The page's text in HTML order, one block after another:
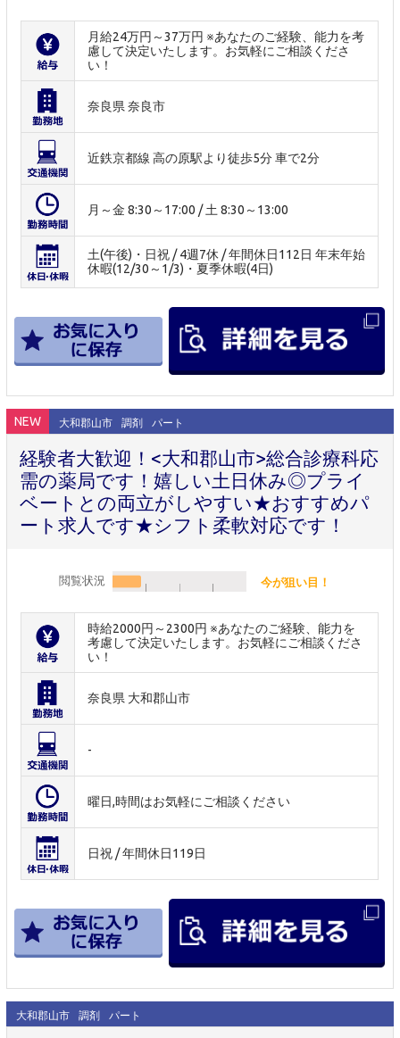
月給24万円～37万円 ※あなたのご経験、能力を考
慮して決定いたします。お気軽にご相談くださ
い！
奈良県 奈良市
近鉄京都線 高の原駅より徒歩5分 車で2分
月～金 8:30～17:00 / 土 8:30～13:00
土(午後)・日祝 / 4週7休 / 年間休日112日 年末年始
休暇(12/30～1/3)・夏季休暇(4日)
NEW 大和郡山市 調剤 パート
経験者大歓迎！<大和郡山市>総合診療科応
需の薬局です！嬉しい土日休み◎プライ
ベートとの両立がしやすい★おすすめパ
ート求人です★シフト柔軟対応です！
閲覧状況 今が狙い目！
時給2000円～2300円 ※あなたのご経験、能力を
考慮して決定いたします。お気軽にご相談くださ
い！
奈良県 大和郡山市
-
曜日,時間はお気軽にご相談ください
日祝 / 年間休日119日
大和郡山市 調剤 パート